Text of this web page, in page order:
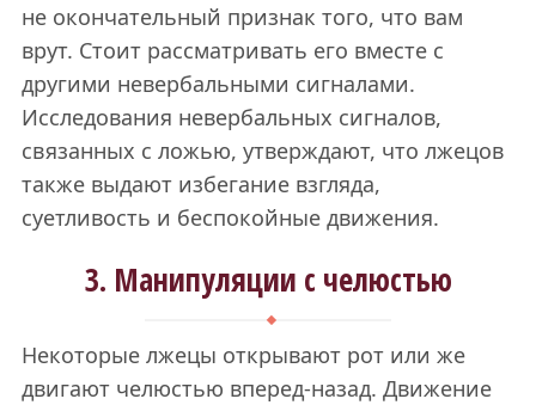
не окончательный признак того, что вам
врут. Стоит рассматривать его вместе с
другими невербальными сигналами.
Исследования невербальных сигналов,
связанных с ложью, утверждают, что лжецов
также выдают избегание взгляда,
суетливость и беспокойные движения.
3. Манипуляции с челюстью
Некоторые лжецы открывают рот или же
двигают челюстью вперед-назад. Движение